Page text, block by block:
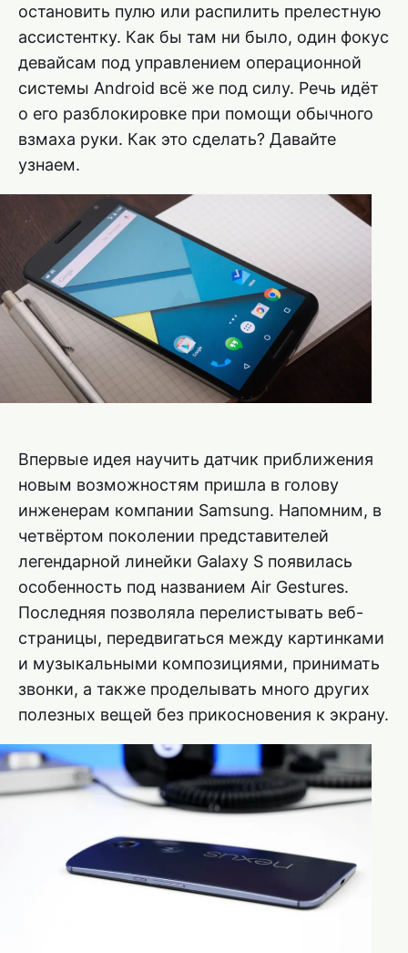
остановить пулю или распилить прелестную
ассистентку. Как бы там ни было, один фокус
девайсам под управлением операционной
системы Android всё же под силу. Речь идёт
о его разблокировке при помощи обычного
взмаха руки. Как это сделать? Давайте
узнаем.
Впервые идея научить датчик приближения
новым возможностям пришла в голову
инженерам компании Samsung. Напомним, в
четвёртом поколении представителей
легендарной линейки Galaxy S появилась
особенность под названием Air Gestures.
Последняя позволяла перелистывать веб-
страницы, передвигаться между картинками
и музыкальными композициями, принимать
звонки, а также проделывать много других
полезных вещей без прикосновения к экрану.